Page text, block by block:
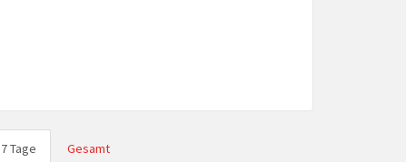
7 Tage Gesamt